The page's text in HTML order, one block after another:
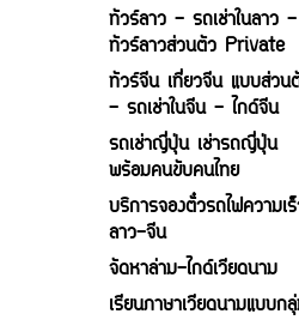
ทัวร์ลาว - รถเช่าในลาว -
ทัวร์ลาวส่วนตัว Private
ทัวร์จีน เที่ยวจีน แบบส่วน
- รถเช่าในจีน - ไกด์จีน
รถเช่าญี่ปุ่น เช่ารถญี่ปุ่น
พร้อมคนขับคนไทย
บริการจองตั๋วรถไฟความเ
ลาว-จีน
จัดหาล่าม-ไกด์เวียดนาม
เรียนภาษาเวียดนามแบบก